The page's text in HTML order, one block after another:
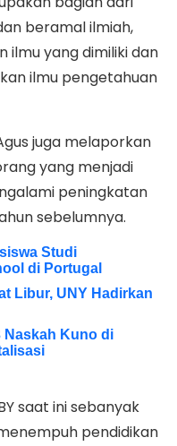
beramal ilmiah,
ilmu yang dimiliki dan
ilmu pengetahuan
juga melaporkan
yang menjadi
peningkatan
sebelumnya.
Studi
di Portugal
Libur, UNY Hadirkan
Naskah Kuno di
saat ini sebanyak
pendidikan